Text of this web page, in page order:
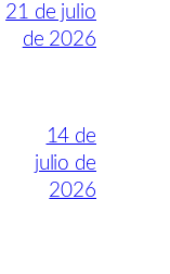
21 de julio
de 2026
14 de
julio de
2026